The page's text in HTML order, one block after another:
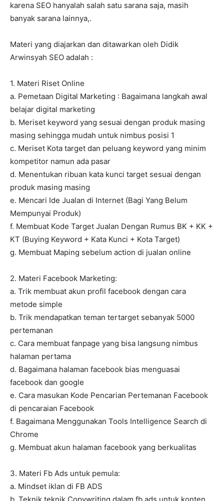
karena SEO hanyalah salah satu sarana saja, masih
banyak sarana lainnya,.
Materi yang diajarkan dan ditawarkan oleh Didik
Arwinsyah SEO adalah :
1. Materi Riset Online
a. Pemetaan Digital Marketing : Bagaimana langkah awal
belajar digital marketing
b. Meriset keyword yang sesuai dengan produk masing
masing sehingga mudah untuk nimbus posisi 1
c. Meriset Kota target dan peluang keyword yang minim
kompetitor namun ada pasar
d. Menentukan ribuan kata kunci target sesuai dengan
produk masing masing
e. Mencari Ide Jualan di Internet (Bagi Yang Belum
Mempunyai Produk)
f. Membuat Kode Target Jualan Dengan Rumus BK + KK +
KT (Buying Keyword + Kata Kunci + Kota Target)
g. Membuat Maping sebelum action di jualan online
2. Materi Facebook Marketing:
a. Trik membuat akun profil facebook dengan cara
metode simple
b. Trik mendapatkan teman tertarget sebanyak 5000
pertemanan
c. Cara membuat fanpage yang bisa langsung nimbus
halaman pertama
d. Bagaimana halaman facebook bias menguasai
facebook dan google
e. Cara masukan Kode Pencarian Pertemanan Facebook
di pencaraian Facebook
f. Bagaimana Menggunakan Tools Intelligence Search di
Chrome
g. Membuat akun halaman facebook yang berkualitas
3. Materi Fb Ads untuk pemula:
a. Mindset iklan di FB ADS